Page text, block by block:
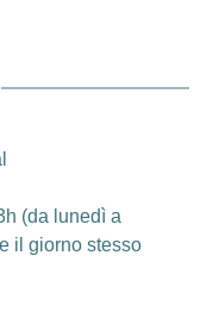
(da lunedì a
il giorno stesso